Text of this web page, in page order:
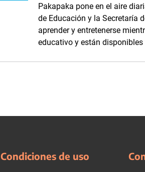
Pakapaka pone en el aire
de Educación y la Secretaría
aprender y entretenerse
educativo y están
Condiciones de uso